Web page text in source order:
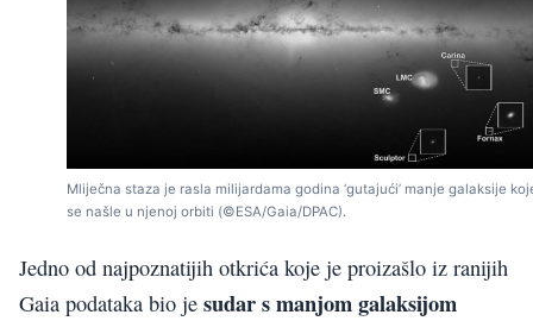
Mliječna staza je rasla milijardama godina ‘gutajući’ manje galaksije
se našle u njenoj orbiti (©ESA/Gaia/DPAC).
Jedno od najpoznatijih otkrića koje je proizašlo iz ranijih
Gaia podataka bio je sudar s manjom galaksijom